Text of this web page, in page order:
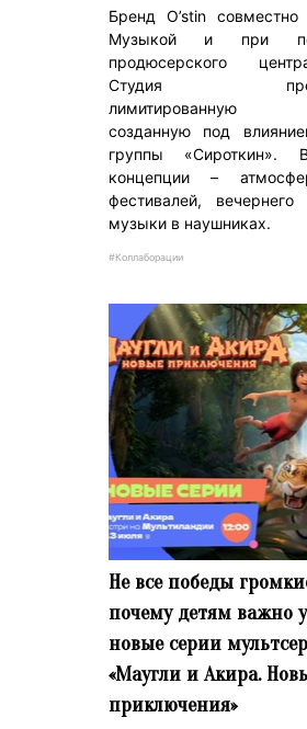
Бренд O’stin
Музыкой и при
продюсерского
Студия
лимитированную
созданную под
группы «Сироткин».
концепции –
фестивалей,
музыки в наушниках.
#Коллаборации
Не все победы
почему детям важно
новые серии
«Маугли и Акира.
приключения»